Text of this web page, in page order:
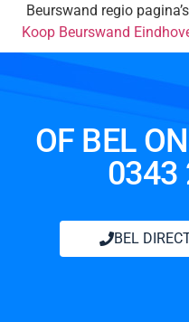
Beurswand regio pagina’s
Koop Beurswand
OF BEL
0343
BEL